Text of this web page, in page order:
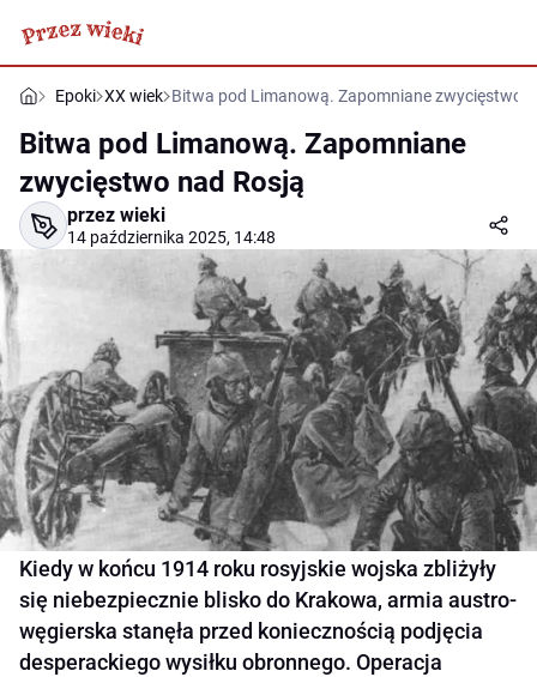
Epoki XX wiek Bitwa pod Limanową. Zapomniane zwycięstwo
Bitwa pod Limanową. Zapomniane
zwycięstwo nad Rosją
przez wieki
14 października 2025, 14:48
Kiedy w końcu 1914 roku rosyjskie wojska zbliżyły
się niebezpiecznie blisko do Krakowa, armia austro-
węgierska stanęła przed koniecznością podjęcia
desperackiego wysiłku obronnego. Operacja